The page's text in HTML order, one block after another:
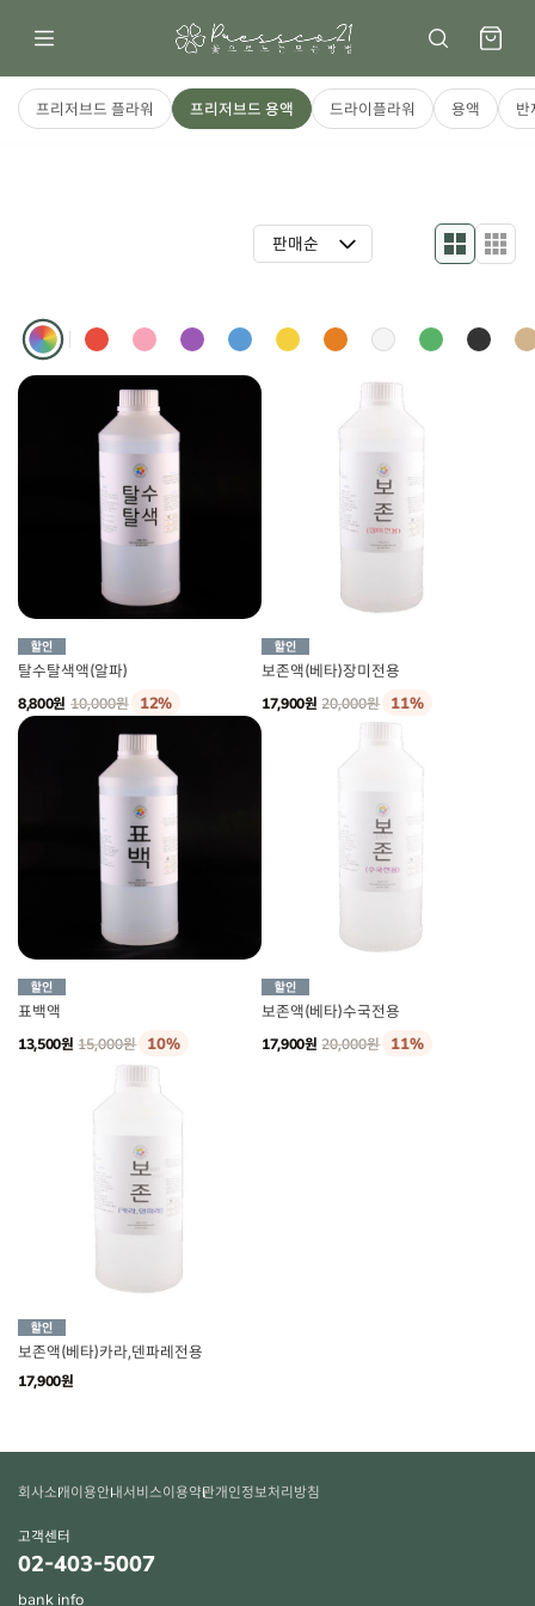
프리저브드 플라워 프리저브드 용액 드라이플라워 용액 반
탈수탈색액(알파)
8,800원 10,000원 12%
보존액(베타)장미전용
17,900원 20,000원 11%
표백액
13,500원 15,000원 10%
보존액(베타)수국전용
17,900원 20,000원 11%
보존액(베타)카라,덴파레전용
17,900원
회사소개이용안내서비스이용약관개인정보처리방침
고객센터
02-403-5007
bank info